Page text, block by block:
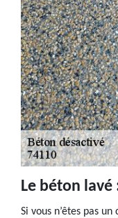
Le béton lavé
Si vous n’êtes pas